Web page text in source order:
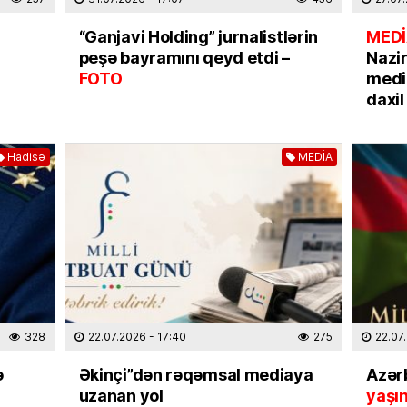
KINO
ÖLKƏ
Bu
Ceki
“Ganjavi Holding” jurnalistlərin
peşə bayramını qeyd etdi –
FOTO
Hadisə
328
MEDİA
22.07.2026 - 17:40 275
Əkinçi”dən rəqəmsal mediaya
uzanan yol